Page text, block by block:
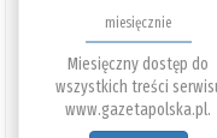
miesięcznie
Miesięczny dostęp do
wszystkich treści
www.gazetapolska.pl.